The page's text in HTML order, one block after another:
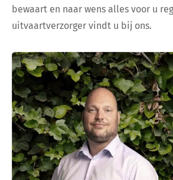
bewaart en naar wens alles voor u
uitvaartverzorger vindt u bij ons.